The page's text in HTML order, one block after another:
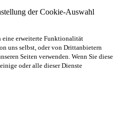
der Cookie-Auswahl
eine erweiterte Funktionalität
uns selbst, oder von Drittanbietern
Seiten verwenden. Wenn Sie diese
oder alle dieser Dienste